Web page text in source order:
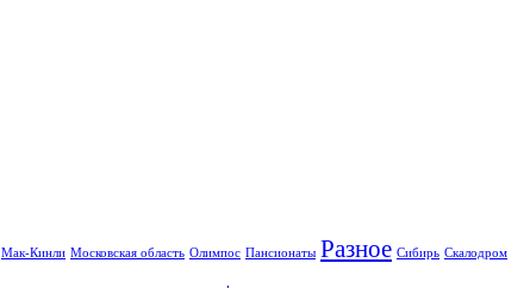
Мак-Кинли Московская область Олимпос Пансионаты Разное Сибирь Скалодром